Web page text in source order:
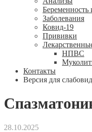
Беременность
Заболевания
Ковид-19
Прививки
НПВС
Контакты
Версия для
28.10.2025